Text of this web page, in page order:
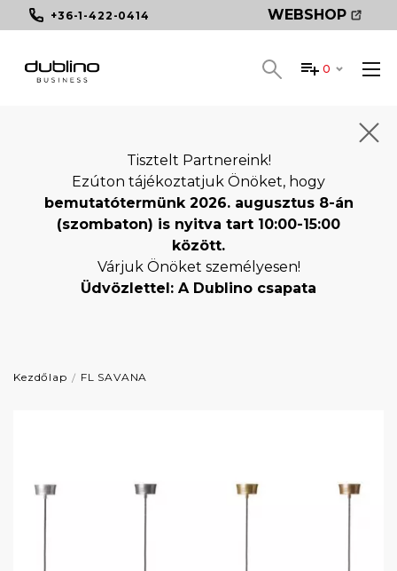
+36-1-422-0414 WEBSHOP
0
Tisztelt Partnereink!
Ezúton tájékoztatjuk Önöket, hogy
bemutatótermünk 2026. augusztus 8-án
(szombaton) is nyitva tart 10:00-15:00
között.
Várjuk Önöket személyesen!
Üdvözlettel: A Dublino csapata
Kezdőlap FL SAVANA